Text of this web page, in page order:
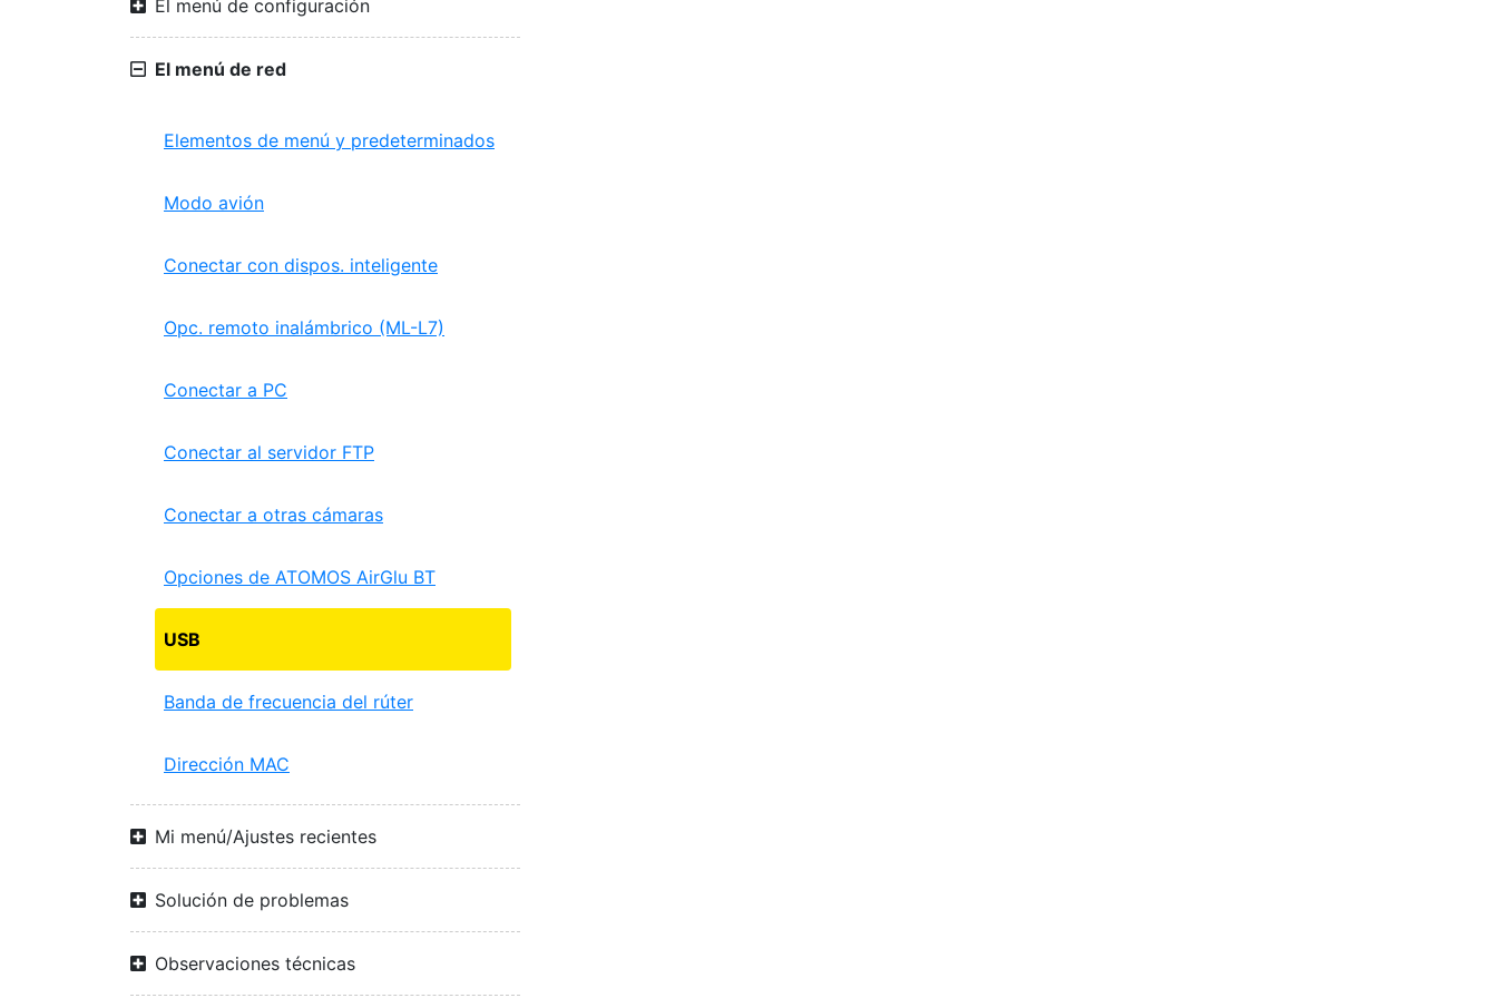
El menú de configuración
El menú de red
Elementos de menú y predeterminados
Modo avión
Conectar con dispos. inteligente
Opc. remoto inalámbrico (ML-L7)
Conectar a PC
Conectar al servidor FTP
Conectar a otras cámaras
Opciones de ATOMOS AirGlu BT
USB
Banda de frecuencia del rúter
Dirección MAC
Mi menú/Ajustes recientes
Solución de problemas
Observaciones técnicas